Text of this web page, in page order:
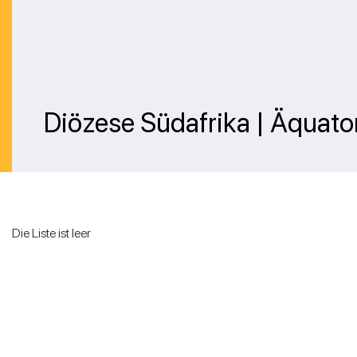
Diözese Südafrika |
Die Liste ist leer